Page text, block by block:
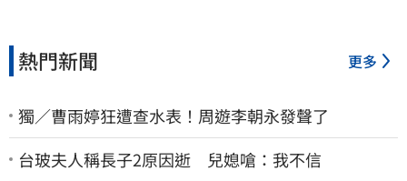
熱門新聞 更多
獨／曹雨婷狂遭查水表！周遊李朝永發聲了
台玻夫人稱長子2原因逝 兒媳嗆：我不信